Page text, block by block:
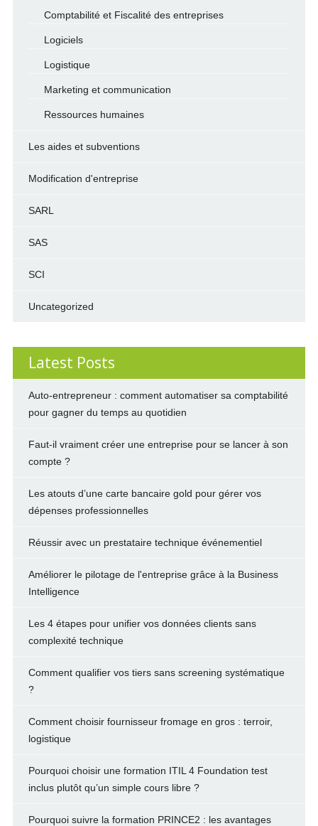
Comptabilité et Fiscalité des entreprises
Logiciels
Logistique
Marketing et communication
Ressources humaines
Les aides et subventions
Modification d'entreprise
SARL
SAS
SCI
Uncategorized
Latest Posts
Auto-entrepreneur : comment automatiser sa comptabilité
pour gagner du temps au quotidien
Faut-il vraiment créer une entreprise pour se lancer à son
compte ?
Les atouts d’une carte bancaire gold pour gérer vos
dépenses professionnelles
Réussir avec un prestataire technique événementiel
Améliorer le pilotage de l'entreprise grâce à la Business
Intelligence
Les 4 étapes pour unifier vos données clients sans
complexité technique
Comment qualifier vos tiers sans screening systématique
?
Comment choisir fournisseur fromage en gros : terroir,
logistique
Pourquoi choisir une formation ITIL 4 Foundation test
inclus plutôt qu’un simple cours libre ?
Pourquoi suivre la formation PRINCE2 : les avantages